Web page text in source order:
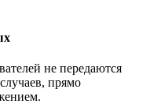
не передаются
прямо